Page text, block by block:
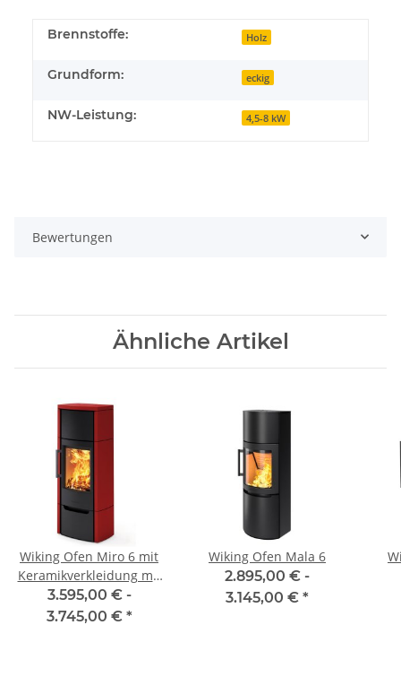
Brennstoffe: Holz
Grundform: eckig
NW-Leistung: 4,5-8 kW
Bewertungen
Ähnliche Artikel
Wiking Ofen Miro 6 mit
Keramikverkleidung mit
Holzfachtür
3.595,00 € -
3.745,00 € *
Wiking Ofen Mala 6
2.895,00 € -
3.145,00 € *